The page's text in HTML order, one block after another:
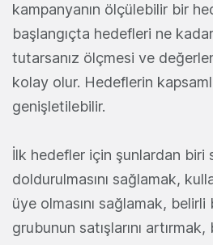
kampanyanın ölçülebilir bir
başlangıçta hedefleri ne
tutarsanız ölçmesi ve
kolay olur. Hedeflerin
genişletilebilir.
İlk hedefler için şunlardan biri
doldurulmasını sağlamak,
üye olmasını sağlamak,
grubunun satışlarını